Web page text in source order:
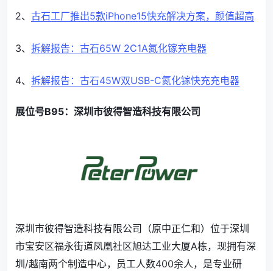
2、 古石工厂推出5款iPhone15快充解决方案，颜值超高
3、 拆解报告：古石65W 2C1A氮化镓充电器
4、 拆解报告：古石45W双USB-C氮化镓快充充电器
展位号B95：深圳市彼得智造科技有限公司
深圳市彼得智造科技有限公司（原中正仁和）位于深圳
市宝安区福永街道凤凰社区旭达工业大厦A栋，现拥有深
圳/越南两个制造中心，员工人数400余人，是专业研